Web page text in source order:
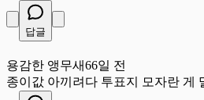
답글
용감한 앵무새66일 전
종이값 아끼려다 투표지 모자란 게